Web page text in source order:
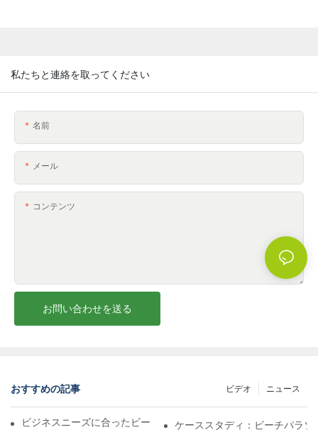
私たちと連絡を取ってください
名前
メール
コンテンツ
お問い合わせを送る
おすすめの記事 ニュース
ビデオ
ビジネスニーズに合ったビーチパラソル販売業者を見つける
ケーススタディ：ビーチパラ